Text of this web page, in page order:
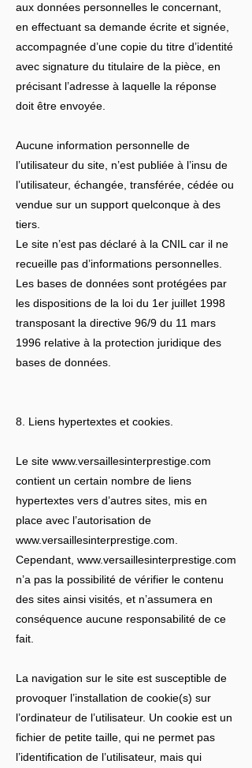
aux données personnelles le concernant,
en effectuant sa demande écrite et signée,
accompagnée d’une copie du titre d’identité
avec signature du titulaire de la pièce, en
précisant l’adresse à laquelle la réponse
doit être envoyée.
Aucune information personnelle de
l’utilisateur du site, n’est publiée à l’insu de
l’utilisateur, échangée, transférée, cédée ou
vendue sur un support quelconque à des
tiers.
Le site n’est pas déclaré à la CNIL car il ne
recueille pas d’informations personnelles.
Les bases de données sont protégées par
les dispositions de la loi du 1er juillet 1998
transposant la directive 96/9 du 11 mars
1996 relative à la protection juridique des
bases de données.
8. Liens hypertextes et cookies.
Le site www.versaillesinterprestige.com
contient un certain nombre de liens
hypertextes vers d’autres sites, mis en
place avec l’autorisation de
www.versaillesinterprestige.com
Cependant, www.versaillesinterprestige.com
n’a pas la possibilité de vérifier le contenu
des sites ainsi visités, et n’assumera en
conséquence aucune responsabilité de ce
fait.
La navigation sur le site est susceptible de
provoquer l’installation de cookie(s) sur
l’ordinateur de l’utilisateur. Un cookie est un
fichier de petite taille, qui ne permet pas
l’identification de l’utilisateur, mais qui